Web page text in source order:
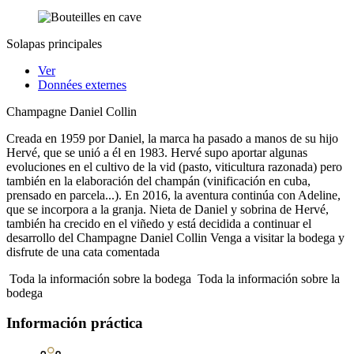
Solapas principales
Ver
Données externes
Champagne Daniel Collin
Creada en 1959 por Daniel, la marca ha pasado a manos de su hijo
Hervé, que se unió a él en 1983. Hervé supo aportar algunas
evoluciones en el cultivo de la vid (pasto, viticultura razonada) pero
también en la elaboración del champán (vinificación en cuba,
prensado en parcela...). En 2016, la aventura continúa con Adeline,
que se incorpora a la granja. Nieta de Daniel y sobrina de Hervé,
también ha crecido en el viñedo y está decidida a continuar el
desarrollo del Champagne Daniel Collin Venga a visitar la bodega y
disfrute de una cata comentada
Toda la información sobre la bodega Toda la información sobre la
bodega
Información práctica